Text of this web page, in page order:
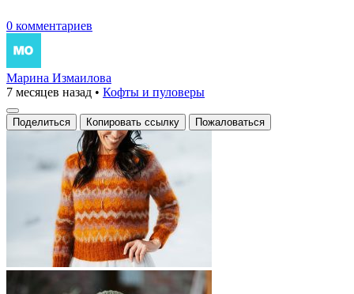
0 комментариев
Марина Измаилова
7 месяцев назад • Кофты и пуловеры
Поделиться Копировать ссылку Пожаловаться